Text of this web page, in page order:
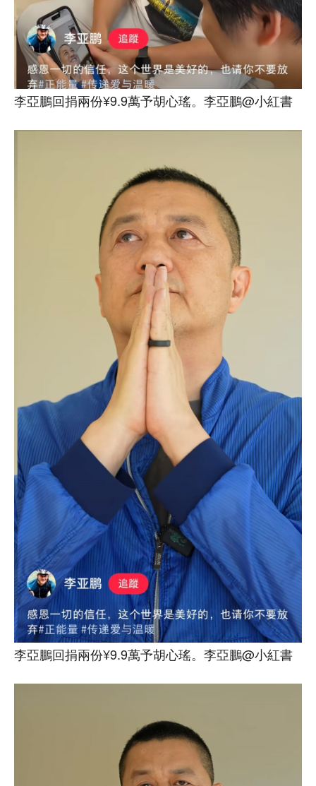
李亞鵬回捐兩份¥9.9萬予胡心瑤。李亞鵬@小紅書
李亞鵬回捐兩份¥9.9萬予胡心瑤。李亞鵬@小紅書